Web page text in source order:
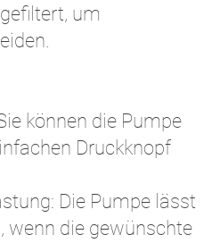
um
können die Pumpe
Druckknopf
Die Pumpe lässt
wenn die gewünschte